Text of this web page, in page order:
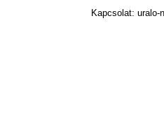
Kapcsolat: uralo-